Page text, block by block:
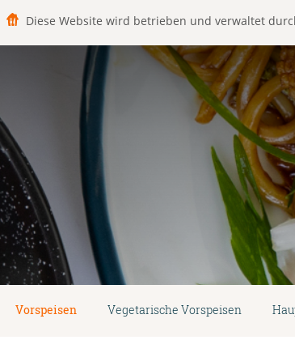
Diese Website wird betrieben und verwaltet
Vorspeisen Vegetarische Vorspeisen